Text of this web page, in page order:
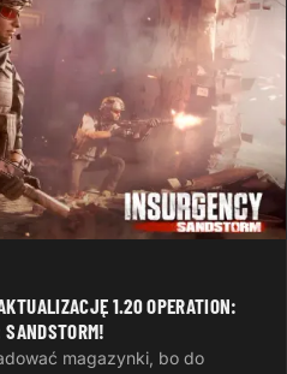
1.20 OPERATION:
SANDSTORM!
magazynki, bo do